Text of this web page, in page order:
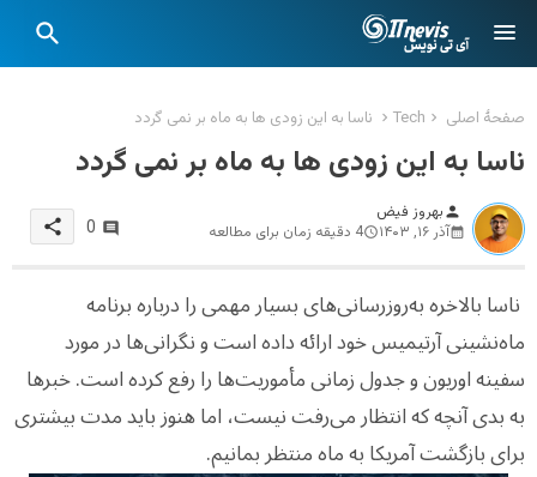
صفحهٔ اصلی Tech ناسا به این زودی ها به ماه بر نمی گردد
ناسا به این زودی ها به ماه بر نمی گردد
person بهروز فیض
آذر ۱۶, ۱۴۰۳
4 دقیقه زمان برای مطالعه 0
share
ناسا بالاخره به‌روزرسانی‌های بسیار مهمی را درباره برنامه
ماه‌نشینی آرتیمیس خود ارائه داده است و نگرانی‌ها در مورد
سفینه اوریون و جدول زمانی مأموریت‌ها را رفع کرده است. خبرها
به بدی آنچه که انتظار می‌رفت نیست، اما هنوز باید مدت بیشتری
برای بازگشت آمریکا به ماه منتظر بمانیم.